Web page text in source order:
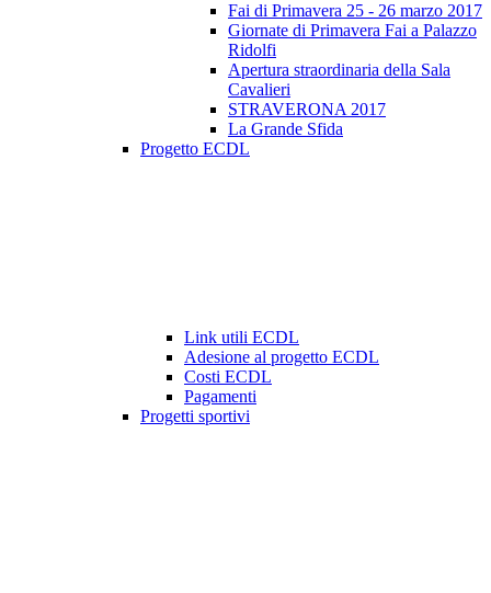
Fai di Primavera 25 - 26 marzo 2017
Giornate di Primavera Fai a Palazzo
Ridolfi
Apertura straordinaria della Sala
Cavalieri
STRAVERONA 2017
La Grande Sfida
Progetto ECDL
Link utili ECDL
Adesione al progetto ECDL
Costi ECDL
Pagamenti
Progetti sportivi